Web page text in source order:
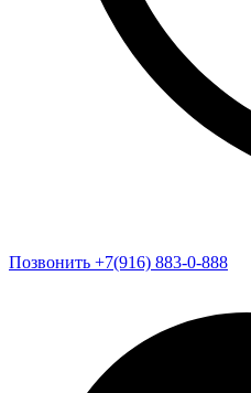
Позвонить +7(916) 883-0-888